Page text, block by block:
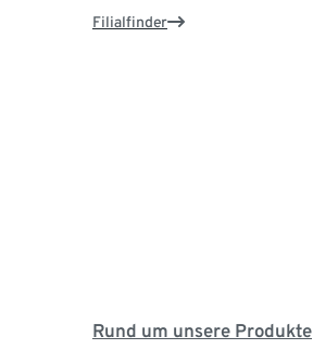
Filialfinder
Rund um unsere Produkte